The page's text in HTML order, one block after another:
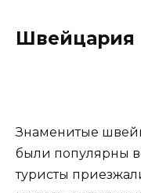
Швейцария
Знаменитые
были популярны
туристы